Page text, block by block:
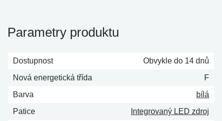
Parametry produktu
Dostupnost
Obvykle do 14 dnů
Nová energetická třída
F
Barva
bílá
Patice
Integrovaný LED zdroj